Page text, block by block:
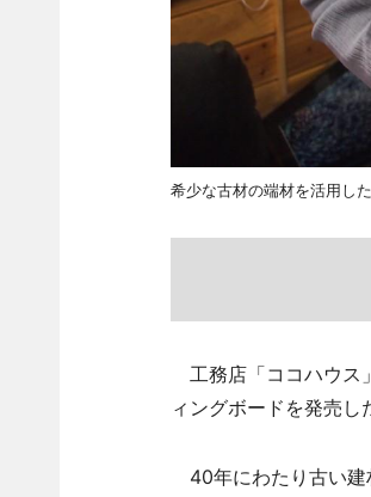
希少な古材の端材を活用し
工務店「ココハウス
ィングボードを発売し
40年にわたり古い建